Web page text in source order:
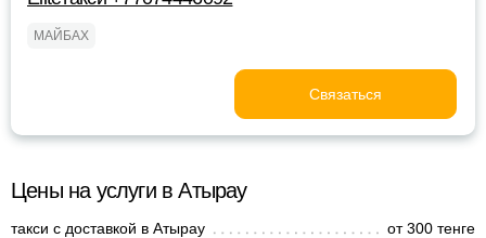
МАЙБАХ
Связаться
Цены на услуги в Атырау
такси с доставкой в Атырау
от 300 тенге